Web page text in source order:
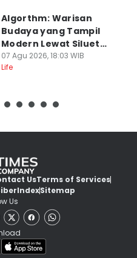
Algorthm: Warisan
Budaya yang Tampil
Modern Lewat Siluet
Kontemporer
07 Agu 2026, 18:03 WIB
Life
UsTerms of Services
IndexSitemap
Us